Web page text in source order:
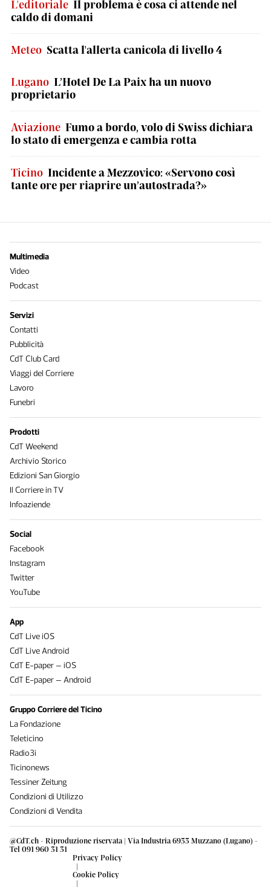
L'editoriale Il problema è cosa ci attende nel
caldo di domani
Meteo Scatta l'allerta canicola di livello 4
Lugano L’Hotel De La Paix ha un nuovo
proprietario
Aviazione Fumo a bordo, volo di Swiss dichiara
lo stato di emergenza e cambia rotta
Ticino Incidente a Mezzovico: «Servono così
tante ore per riaprire un’autostrada?»
@CdT.ch - Riproduzione riservata | Via Industria 6933 Muzzano (Lugano) -
Tel 091 960 31 31
Privacy Policy
|
Cookie Policy
|
Multimedia
Video
Podcast
Servizi
Contatti
Pubblicità
CdT Club Card
Viaggi del Corriere
Lavoro
Funebri
Prodotti
CdT Weekend
Archivio Storico
Edizioni San Giorgio
Il Corriere in TV
Infoaziende
Social
Facebook
Instagram
Twitter
YouTube
App
CdT Live iOS
CdT Live Android
CdT E-paper – iOS
CdT E-paper – Android
Gruppo Corriere del Ticino
La Fondazione
Teleticino
Radio3i
Ticinonews
Tessiner Zeitung
Condizioni di Utilizzo
Condizioni di Vendita